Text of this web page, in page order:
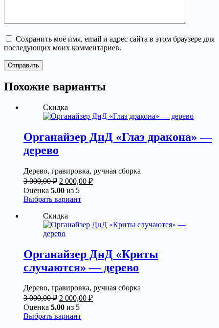
Сохранить моё имя, email и адрес сайта в этом браузере для
последующих моих комментариев.
Отправить
Похожие варианты
Скидка
Органайзер ДнД «Глаз дракона» —
дерево
Дерево, гравировка, ручная сборка
3 000,00₽ Первоначальная
цена
составляла
3
000,00 ₽.
2 000,00 ₽Текущая
Оценка 5.00 из 5
Выбрать вариантЭтот
несколько
можно
выбрать
на
товара.
Скидка
Органайзер ДнД «Криты
случаются» — дерево
Дерево, гравировка, ручная сборка
3 000,00₽ Первоначальная
цена
составляла
3
2 000,00 ₽Текущая
Оценка 5.00 из 5
Выбрать вариантЭтот